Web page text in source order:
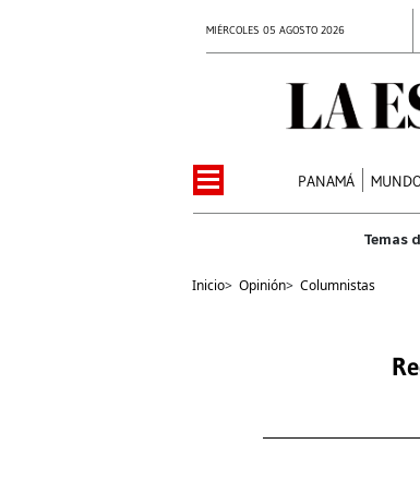
MIÉRCOLES 05 AGOSTO 2026
PANAMÁ
Inicio> Opinión> Columnistas